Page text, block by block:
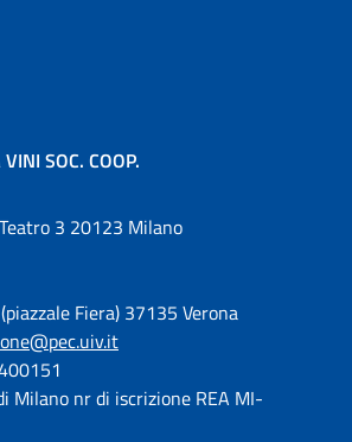
SOC. COOP.
3 20123 Milano
Fiera) 37135 Verona
Milano nr di iscrizione REA MI-